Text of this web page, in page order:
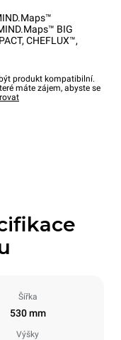
BIG
, CHEFLUX™,
produkt kompatibilní.
máte zájem, abyste se
Šířka
530 mm
Výšky